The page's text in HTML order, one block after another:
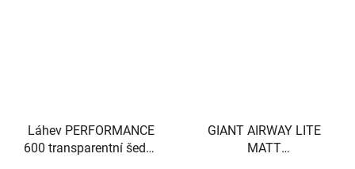
Láhev PERFORMANCE
600 transparentní šedá/
GIANT AIRWAY LITE
MATT